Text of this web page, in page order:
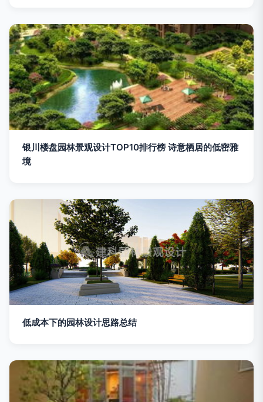
银川楼盘园林景观设计TOP10排行榜 诗意栖居的低密雅
境
低成本下的园林设计思路总结